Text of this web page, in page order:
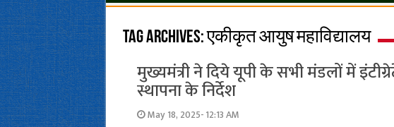
Tag Archives:एकीकृत आयुष महाविद्यालय
मुख्यमंत्री ने दिये यूपी के सभी मंडलों में
स्थापना के निर्देश
May 18, 2025- 12:13 AM